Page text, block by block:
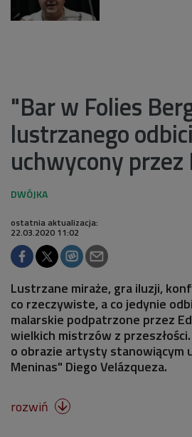
"Bar w Folies
lustrzanego
uchwycony
ostatnia aktualizacja:
22.03.2020 11:02
Lustrzane miraże, gra iluzji,
co rzeczywiste, a co jedynie
malarskie podpatrzone przez
wielkich mistrzów z
o obrazie artysty stanowiącym
Meninas" Diego Velázqueza.
rozwiń 